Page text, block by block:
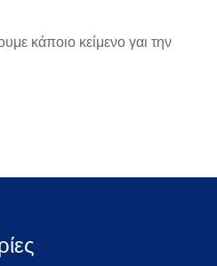
κάποιο κείμενο γαι την